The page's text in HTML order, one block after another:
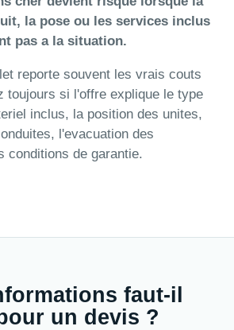
la pose ou les services inclus
pas a la situation.
reporte souvent les vrais couts
toujours si l'offre explique le type
inclus, la position des unites,
l'evacuation des
conditions de garantie.
faut-il
un devis ?